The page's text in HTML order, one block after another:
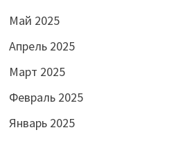
Май 2025
Апрель 2025
Март 2025
Февраль 2025
Январь 2025